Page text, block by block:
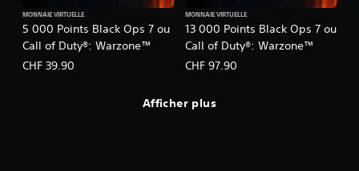
5 000 Points Black Ops 7 ou
Call of Duty®: Warzone™
MONNAIE VIRTUELLE
CHF 39.90
13 000 Points Black Ops 7 ou
Call of Duty®: Warzone™
MONNAIE VIRTUELLE
CHF 97.90
Afficher plus